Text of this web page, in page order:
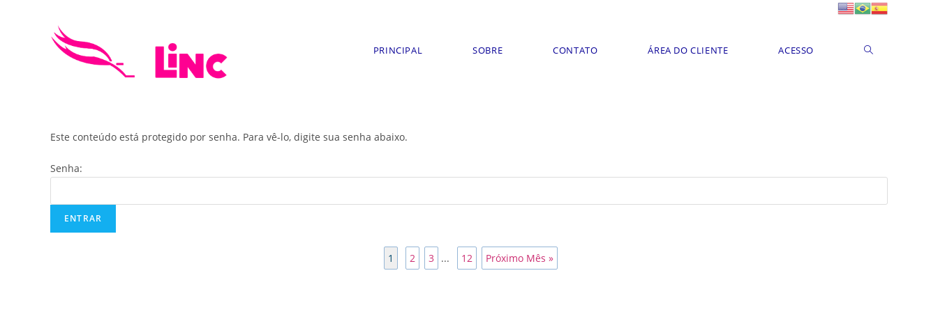
PRINCIPAL SOBRE CONTATO ÁREA DO CLIENTE ACESSO
Este conteúdo está protegido por senha. Para vê-lo, digite sua senha abaixo.
Senha:
1 2 3 ... 12 Próximo Mês »